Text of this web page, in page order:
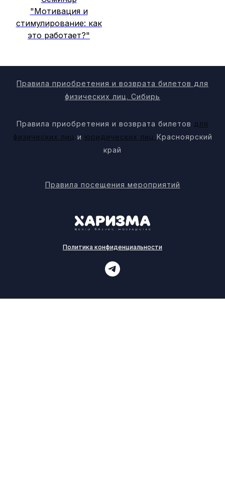
"Мотивация и
стимулирование: как
это работает?"
Правила приобретения и возврата билетов для
физических лиц. Сибирь
Правила приобретения и возврата билетов для
физических лиц и юридических лиц Красноярский
край
Правила посещения мероприятий
Политика конфиденциальности